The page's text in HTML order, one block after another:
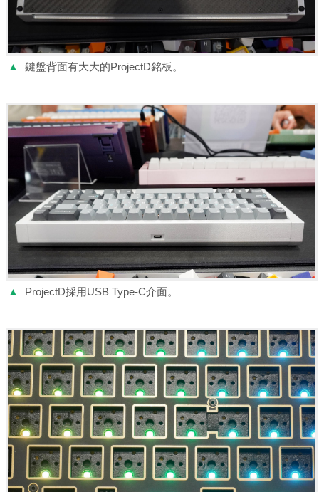
▲ 鍵盤背面有大大的ProjectD銘板。
▲ ProjectD採用USB Type-C介面。